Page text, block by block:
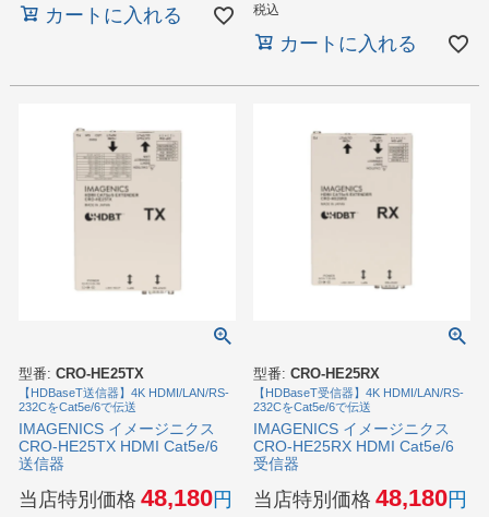
カートに入れる 税込
カートに入れる
型番: CRO-HE25TX
【HDBaseT送信器】4K HDMI/LAN/RS-
232CをCat5e/6で伝送
IMAGENICS イメージニクス
CRO-HE25TX HDMI Cat5e/6
送信器
当店特別価格 48,180
型番: CRO-HE25RX
【HDBaseT受信器】4K HDMI/LAN/RS-
232CをCat5e/6で伝送
IMAGENICS イメージニクス
CRO-HE25RX HDMI Cat5e/6
受信器
当店特別価格 48,180